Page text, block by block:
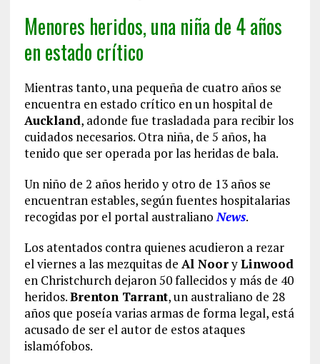
Menores heridos, una niña de 4 años
en estado crítico
Mientras tanto, una pequeña de cuatro años se
encuentra en estado crítico en un hospital de
Auckland, adonde fue trasladada para recibir los
cuidados necesarios. Otra niña, de 5 años, ha
tenido que ser operada por las heridas de bala.
Un niño de 2 años herido y otro de 13 años se
encuentran estables, según fuentes hospitalarias
recogidas por el portal australianoNews.
Los atentados contra quienes acudieron a rezar
el viernes a las mezquitas de Al NooryLinwood
en Christchurch dejaron 50 fallecidos y más de 40
heridos.Brenton Tarrant, un australiano de 28
años que poseía varias armas de forma legal, está
acusado de ser el autor de estos ataques
islamófobos.